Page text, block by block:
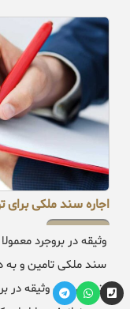
اجاره سند ملکی برای
سند ملکی تامین و به
زندانی برای وثیقه در